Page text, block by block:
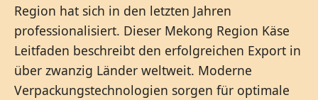
Region hat sich in den letzten Jahren
professionalisiert. Dieser Mekong Region Käse
Leitfaden beschreibt den erfolgreichen Export in
über zwanzig Länder weltweit. Moderne
Verpackungstechnologien sorgen für optimale